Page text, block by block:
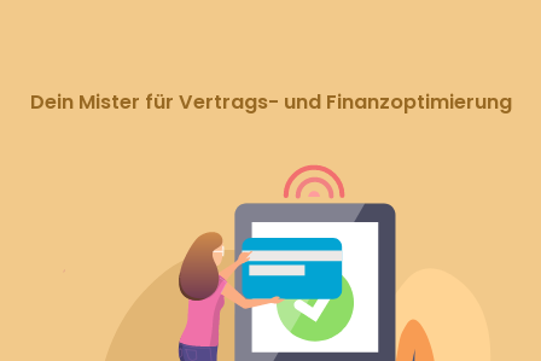
Dein Mister für Vertrags- und Finanzoptimierung